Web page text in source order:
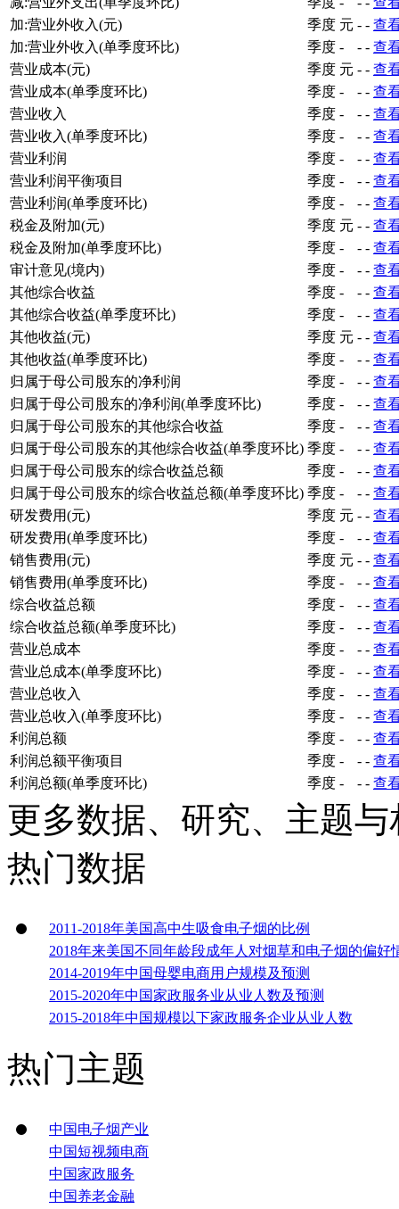
加:营业外收入(元)
季度 元 - - 查
加:营业外收入(单季度环比)
季度 - - - 查
营业成本(元)
季度 元 - - 查
营业成本(单季度环比)
季度 - - - 查
营业收入
季度 - - - 查
营业收入(单季度环比)
季度 - - - 查
营业利润
季度 - - - 查
营业利润平衡项目
季度 - - - 查
营业利润(单季度环比)
季度 - - - 查
税金及附加(元)
季度 元 - - 查
税金及附加(单季度环比)
季度 - - - 查
审计意见(境内)
季度 - - - 查
其他综合收益
季度 - - - 查
其他综合收益(单季度环比)
季度 - - - 查
其他收益(元)
季度 元 - - 查
其他收益(单季度环比)
季度 - - - 查
归属于母公司股东的净利润
季度 - - - 查
归属于母公司股东的净利润(单季度环比)
季度 - - - 查
归属于母公司股东的其他综合收益
季度 - - - 查
归属于母公司股东的其他综合收益(单季度环比) 季度 - - - 查
归属于母公司股东的综合收益总额
季度 - - - 查
归属于母公司股东的综合收益总额(单季度环比) 季度 - - - 查
研发费用(元)
季度 元 - - 查
研发费用(单季度环比)
季度 - - - 查
销售费用(元)
季度 元 - - 查
销售费用(单季度环比)
季度 - - - 查
综合收益总额
季度 - - - 查
综合收益总额(单季度环比)
季度 - - - 查
营业总成本
季度 - - - 查
营业总成本(单季度环比)
季度 - - - 查
营业总收入
季度 - - - 查
营业总收入(单季度环比)
季度 - - - 查
利润总额
季度 - - - 查
利润总额平衡项目
季度 - - - 查
利润总额(单季度环比)
季度 - - - 查
更多数据、研究、主题
热门数据
2011-2018年美国高中生吸食电子烟的比例
2018年来美国不同年龄段成年人对烟草和电子烟的偏好
2014-2019年中国母婴电商用户规模及预测
2015-2020年中国家政服务业从业人数及预测
2015-2018年中国规模以下家政服务企业从业人数
热门主题
中国电子烟产业
中国短视频电商
中国家政服务
中国养老金融